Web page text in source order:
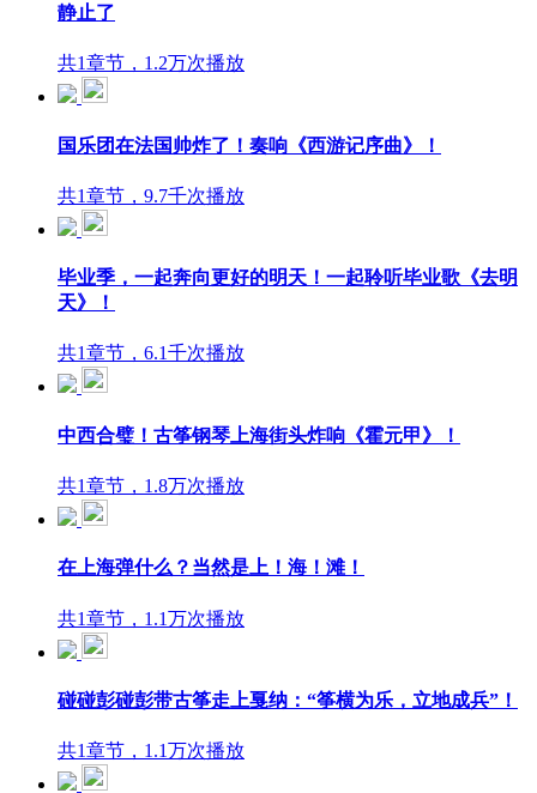
静止了
共1章节，1.2万次播放
国乐团在法国帅炸了！奏响《西游记序曲》！
共1章节，9.7千次播放
毕业季，一起奔向更好的明天！一起聆听毕业歌《去明
天》！
共1章节，6.1千次播放
中西合璧！古筝钢琴上海街头炸响《霍元甲》！
共1章节，1.8万次播放
在上海弹什么？当然是上！海！滩！
共1章节，1.1万次播放
碰碰彭碰彭带古筝走上戛纳：“筝横为乐，立地成兵”！
共1章节，1.1万次播放